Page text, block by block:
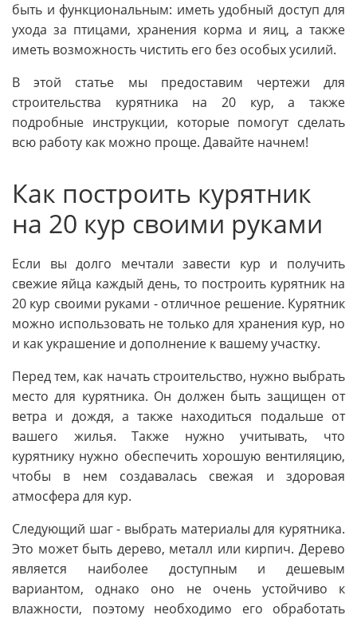
быть и функциональным: иметь удобный доступ для
ухода за птицами, хранения корма и яиц, а также
иметь возможность чистить его без особых усилий.
В этой статье мы предоставим чертежи для
строительства курятника на 20 кур, а также
подробные инструкции, которые помогут сделать
всю работу как можно проще. Давайте начнем!
Как построить курятник
на 20 кур своими руками
Если вы долго мечтали завести кур и получить
свежие яйца каждый день, то построить курятник на
20 кур своими руками - отличное решение. Курятник
можно использовать не только для хранения кур, но
и как украшение и дополнение к вашему участку.
Перед тем, как начать строительство, нужно выбрать
место для курятника. Он должен быть защищен от
ветра и дождя, а также находиться подальше от
вашего жилья. Также нужно учитывать, что
курятнику нужно обеспечить хорошую вентиляцию,
чтобы в нем создавалась свежая и здоровая
атмосфера для кур.
Следующий шаг - выбрать материалы для курятника.
Это может быть дерево, металл или кирпич. Дерево
является наиболее доступным и дешевым
вариантом, однако оно не очень устойчиво к
влажности, поэтому необходимо его обработать